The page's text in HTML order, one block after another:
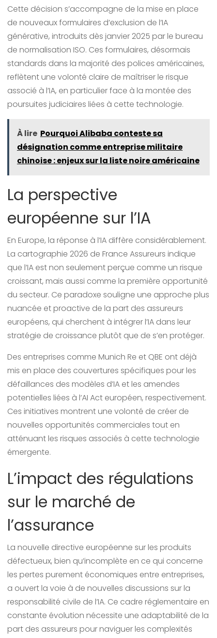
Cette décision s’accompagne de la mise en place
de nouveaux formulaires d’exclusion de l’IA
générative, introduits dès janvier 2025 par le bureau
de normalisation ISO. Ces formulaires, désormais
standards dans la majorité des polices américaines,
reflètent une volonté claire de maîtriser le risque
associé à l’IA, en particulier face à la montée des
poursuites judiciaires liées à cette technologie.
À lire Pourquoi Alibaba conteste sa
désignation comme entreprise militaire
chinoise : enjeux sur la liste noire américaine
La perspective
européenne sur l’IA
En Europe, la réponse à l’IA diffère considérablement.
La cartographie 2026 de France Assureurs indique
que l’IA est non seulement perçue comme un risque
croissant, mais aussi comme la première opportunité
du secteur. Ce paradoxe souligne une approche plus
nuancée et proactive de la part des assureurs
européens, qui cherchent à intégrer l’IA dans leur
stratégie de croissance plutôt que de s’en protéger.
Des entreprises comme Munich Re et QBE ont déjà
mis en place des couvertures spécifiques pour les
défaillances des modèles d’IA et les amendes
potentielles liées à l’AI Act européen, respectivement.
Ces initiatives montrent une volonté de créer de
nouvelles opportunités commerciales tout en
atténuant les risques associés à cette technologie
émergente.
L’impact des régulations
sur le marché de
l’assurance
La nouvelle directive européenne sur les produits
défectueux, bien qu’incomplète en ce qui concerne
les pertes purement économiques entre entreprises,
a ouvert la voie à de nouvelles discussions sur la
responsabilité civile de l’IA. Ce cadre réglementaire en
constante évolution nécessite une adaptabilité de la
part des assureurs pour naviguer les complexités